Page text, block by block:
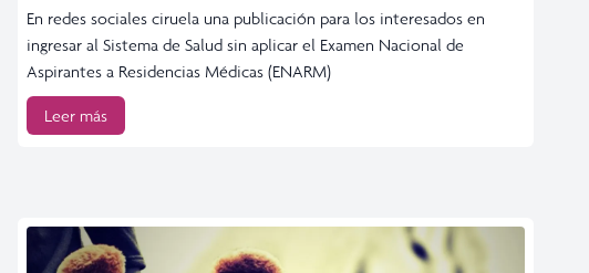
En redes sociales ciruela una publicación para los interesados en
ingresar al Sistema de Salud sin aplicar el Examen Nacional de
Aspirantes a Residencias Médicas (ENARM)
Leer más